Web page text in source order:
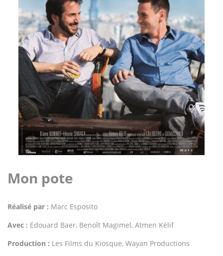
Mon pote
Réalisé par : Marc Esposito
Avec : Edouard Baer, Benoît Magimel, Atmen Kélif
Production : Les Films du Kiosque, Wayan Productions